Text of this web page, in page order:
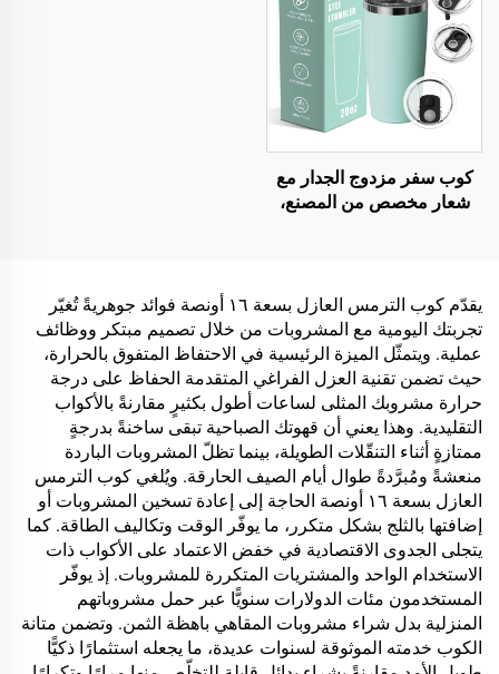
معزول
كوب سفر مزدوج الجدار مع
شعار مخصص من المصنع،
يقدّم كوب الترمس العازل بسعة ١٦ أونصة فوائد جوهريةً تُغيّر
تجربتك اليومية مع المشروبات من خلال تصميم مبتكر ووظائف
عملية. ويتمثّل الميزة الرئيسية في الاحتفاظ المتفوق بالحرارة،
حيث تضمن تقنية العزل الفراغي المتقدمة الحفاظ على درجة
حرارة مشروبك المثلى لساعات أطول بكثيرٍ مقارنةً بالأكواب
التقليدية. وهذا يعني أن قهوتك الصباحية تبقى ساخنةً بدرجةٍ
ممتازةٍ أثناء التنقّلات الطويلة، بينما تظلّ المشروبات الباردة
منعشةً ومُبرَّدةً طوال أيام الصيف الحارقة. ويُلغي كوب الترمس
العازل بسعة ١٦ أونصة الحاجة إلى إعادة تسخين المشروبات أو
إضافتها بالثلج بشكل متكرر، ما يوفّر الوقت وتكاليف الطاقة. كما
يتجلى الجدوى الاقتصادية في خفض الاعتماد على الأكواب ذات
الاستخدام الواحد والمشتريات المتكررة للمشروبات. إذ يوفّر
المستخدمون مئات الدولارات سنويًّا عبر حمل مشروباتهم
المنزلية بدل شراء مشروبات المقاهي باهظة الثمن. وتضمن متانة
الكوب خدمته الموثوقة لسنوات عديدة، ما يجعله استثمارًا ذكيًّا